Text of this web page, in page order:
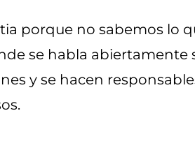
porque no sabemos lo
se habla
y se hacen